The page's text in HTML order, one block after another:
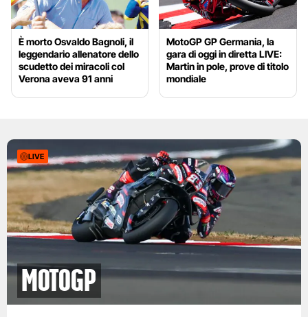
È morto Osvaldo Bagnoli, il
leggendario allenatore dello
scudetto dei miracoli col
Verona aveva 91 anni
MotoGP GP Germania, la
gara di oggi in diretta LIVE:
Martin in pole, prove di titolo
mondiale
LIVE
motogp